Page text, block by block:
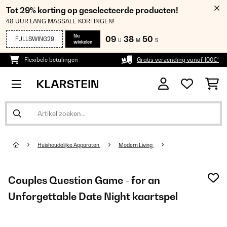
Tot 29% korting op geselecteerde producten!
48 UUR LANG MASSALE KORTINGEN!
FULLSWING29
Nu
winkelen
09 U 38 M 48 S
Flexibele betalingen Gratis verzending vanaf 100€*
Huishoudelijke Apparaten Modern Living
Couples Question Game - for an
Unforgettable Date Night kaartspel